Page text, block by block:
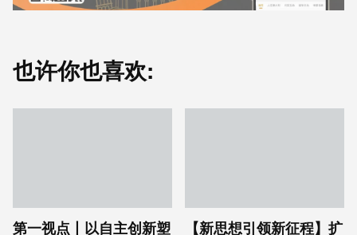
也许你也喜欢:
第一视点丨以自主创新塑
【新思想引领新征程】扩